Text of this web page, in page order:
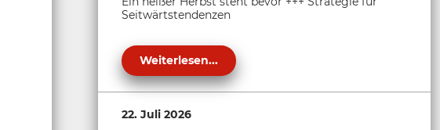
Seitwärtstendenzen
Weiterlesen...
22. Juli 2026